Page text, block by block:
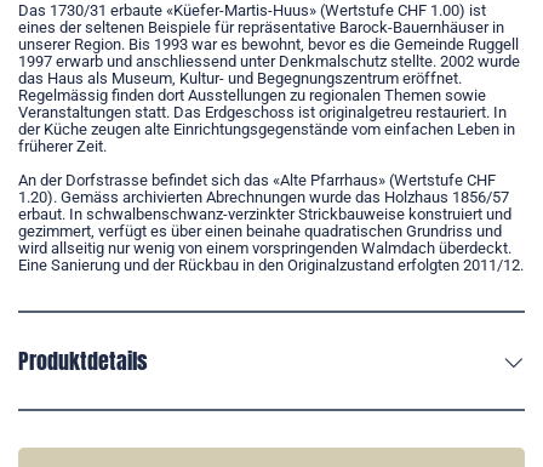
Das 1730/31 erbaute «Küefer-Martis-Huus» (Wertstufe CHF 1.00) ist
eines der seltenen Beispiele für repräsentative Barock-Bauernhäuser in
unserer Region. Bis 1993 war es bewohnt, bevor es die Gemeinde Ruggell
1997 erwarb und anschliessend unter Denkmalschutz stellte. 2002 wurde
das Haus als Museum, Kultur- und Begegnungszentrum eröffnet.
Regelmässig finden dort Ausstellungen zu regionalen Themen sowie
Veranstaltungen statt. Das Erdgeschoss ist originalgetreu restauriert. In
der Küche zeugen alte Einrichtungsgegenstände vom einfachen Leben in
früherer Zeit.
An der Dorfstrasse befindet sich das «Alte Pfarrhaus» (Wertstufe CHF
1.20). Gemäss archivierten Abrechnungen wurde das Holzhaus 1856/57
erbaut. In schwalbenschwanz-verzinkter Strickbauweise konstruiert und
gezimmert, verfügt es über einen beinahe quadratischen Grundriss und
wird allseitig nur wenig von einem vorspringenden Walmdach überdeckt.
Eine Sanierung und der Rückbau in den Originalzustand erfolgten 2011/12.
Produktdetails